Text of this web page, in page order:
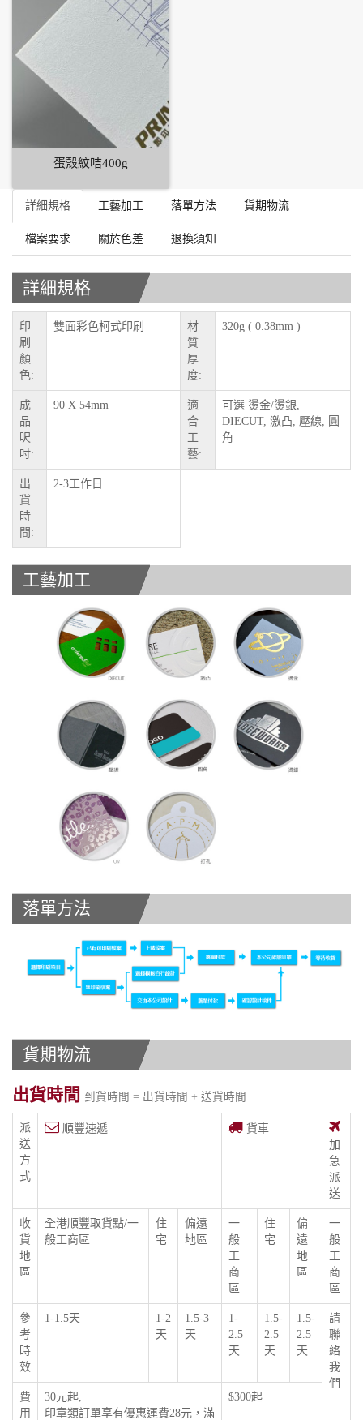
蛋殼紋咭400g
詳細規格 工藝加工 落單方法 貨期物流
檔案要求 關於色差 退換須知
詳細規格
印
刷
顏
色:
雙面彩色柯式印刷
材
質
厚
度:
320g ( 0.38mm )
成
品
呎
吋:
90 X 54mm
適
合
工
藝:
可選 燙金/燙銀,
DIECUT, 激凸, 壓線, 圓
角
出
貨
時
間:
2-3工作日
工藝加工
落單方法
貨期物流
出貨時間 到貨時間 = 出貨時間 + 送貨時間
派
送
方
式
順豐速遞
貨車
加
急
派
送
收
貨
地
區
全港順豐取貨點/一
般工商區
住
宅
偏遠
地區
一
般
工
商
區
住
宅
偏
遠
地
區
一
般
工
商
區
參
考
時
效
1-1.5天
1-2
天
1.5-3
天
1-
2.5
天
1.5-
2.5
天
1.5-
2.5
天
請
聯
絡
我
們
費
用
30元起,
印章類訂單享有優惠運費28元，滿
$300起